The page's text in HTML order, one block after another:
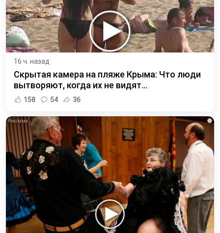
16 ч. назад
Скрытая камера на пляже Крыма: Что люди
вытворяют, когда их не видят...
158 54 36
i